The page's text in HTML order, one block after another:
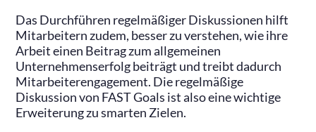
Das Durchführen regelmäßiger Diskussionen hilft
Mitarbeitern zudem, besser zu verstehen, wie ihre
Arbeit einen Beitrag zum allgemeinen
Unternehmenserfolg beiträgt und treibt dadurch
Mitarbeiterengagement. Die regelmäßige
Diskussion von FAST Goals ist also eine wichtige
Erweiterung zu smarten Zielen.